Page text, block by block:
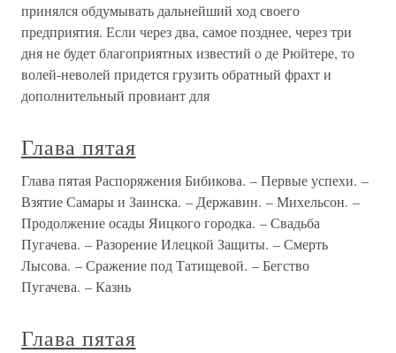
принялся обдумывать дальнейший ход своего
предприятия. Если через два, самое позднее, через три
дня не будет благоприятных известий о де Рюйтере, то
волей-неволей придется грузить обратный фрахт и
дополнительный провиант для
Глава пятая
Глава пятая Распоряжения Бибикова. – Первые успехи. –
Взятие Самары и Заинска. – Державин. – Михельсон. –
Продолжение осады Яицкого городка. – Свадьба
Пугачева. – Разорение Илецкой Защиты. – Смерть
Лысова. – Сражение под Татищевой. – Бегство
Пугачева. – Казнь
Глава пятая